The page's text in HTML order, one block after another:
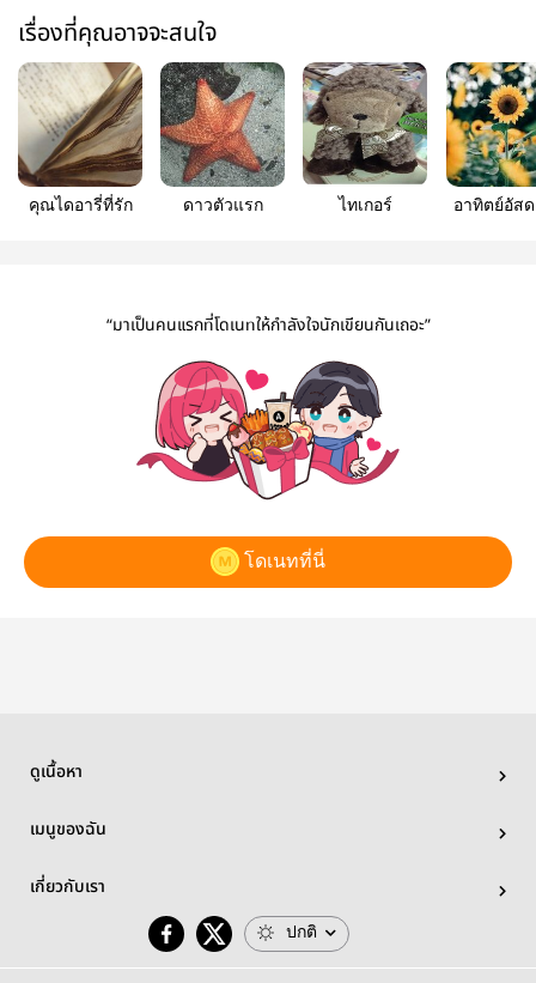
เรื่องที่คุณอาจจะสนใจ
คุณไดอารี่ที่รัก ดาวตัวแรก ไทเกอร์
อาทิตย์อัส
“มาเป็นคนแรกที่โดเนทให้กำลังใจนักเขียนกันเถอะ”
โดเนทที่นี่
ดูเนื้อหา
เมนูของฉัน
เกี่ยวกับเรา
ปกติ